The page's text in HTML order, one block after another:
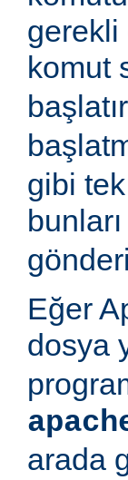
gerekli
komut
gibi
Eğer
dosya
arada